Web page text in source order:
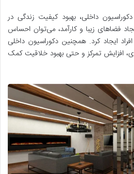
داخلی، بهبود کیفیت زندگی در
فضاهای زیبا و کارآمد، می‌توان احساس
ایجاد کرد. همچنین دکوراسیون داخلی
افزایش تمرکز و حتی بهبود خلاقیت کمک